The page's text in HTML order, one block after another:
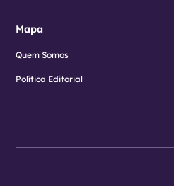
Mapa
Quem Somos
Política Editorial